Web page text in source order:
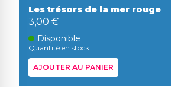
Les trésors de la mer rouge
3,00 €
Disponible
Quantité en stock : 1
AJOUTER AU PANIER